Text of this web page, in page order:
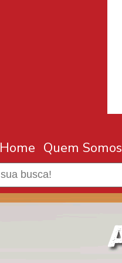
Home Quem Somos